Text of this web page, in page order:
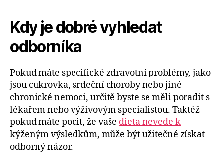
Kdy je dobré vyhledat
odborníka
Pokud máte specifické zdravotní problémy, jako
jsou cukrovka, srdeční choroby nebo jiné
chronické nemoci, určitě byste se měli poradit s
lékařem nebo výživovým specialistou. Taktéž
pokud máte pocit, že vaše dieta nevede k
kýženým výsledkům, může být užitečné získat
odborný názor.